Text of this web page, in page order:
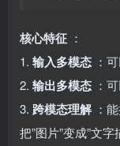
核心特征 ：
1. 输入多模态 ：
2. 输出多模态 ：
3. 跨模态理解 ：
把”图片”变成”文字